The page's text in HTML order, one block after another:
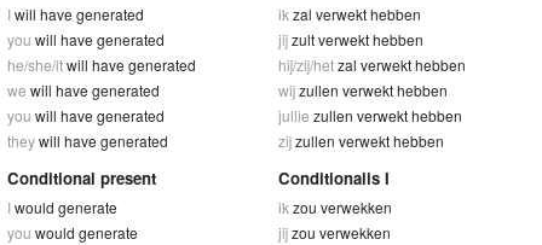
Iwill have generated
you will have generated
he/she/itwill have generated
we will have generated
you will have generated
theywill have generated
ik zal verwekt hebben
jijzult verwekt hebben
hij/zij/hetzal verwekt hebben
wijzullen verwekt hebben
jullie zullen verwekt hebben
zijzullen verwekt hebben
Conditional present
Iwould generate
you would generate
Conditionalis I
ik zou verwekken
jijzou verwekken